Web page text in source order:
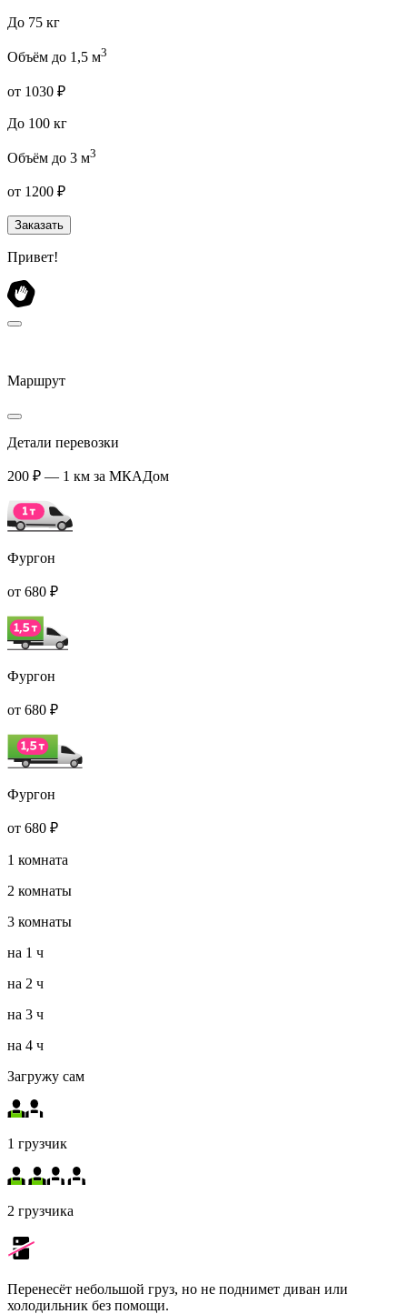
До 75 кг
Объём до 1,5 м3
от 1030 ₽
До 100 кг
Объём до 3 м3
от 1200 ₽
Заказать
Привет!
Маршрут
Детали перевозки
200 ₽ — 1 км за МКАДом
Фургон
от 680 ₽
Фургон
от 680 ₽
Фургон
от 680 ₽
1 комната
2 комнаты
3 комнаты
на 1 ч
на 2 ч
на 3 ч
на 4 ч
Загружу сам
1 грузчик
2 грузчика
Перенесёт небольшой груз, но не поднимет диван или
холодильник без помощи.